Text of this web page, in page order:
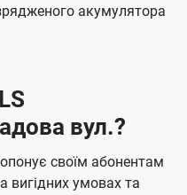
акумулятора
вул.?
своїм абонентам
вигідних умовах та